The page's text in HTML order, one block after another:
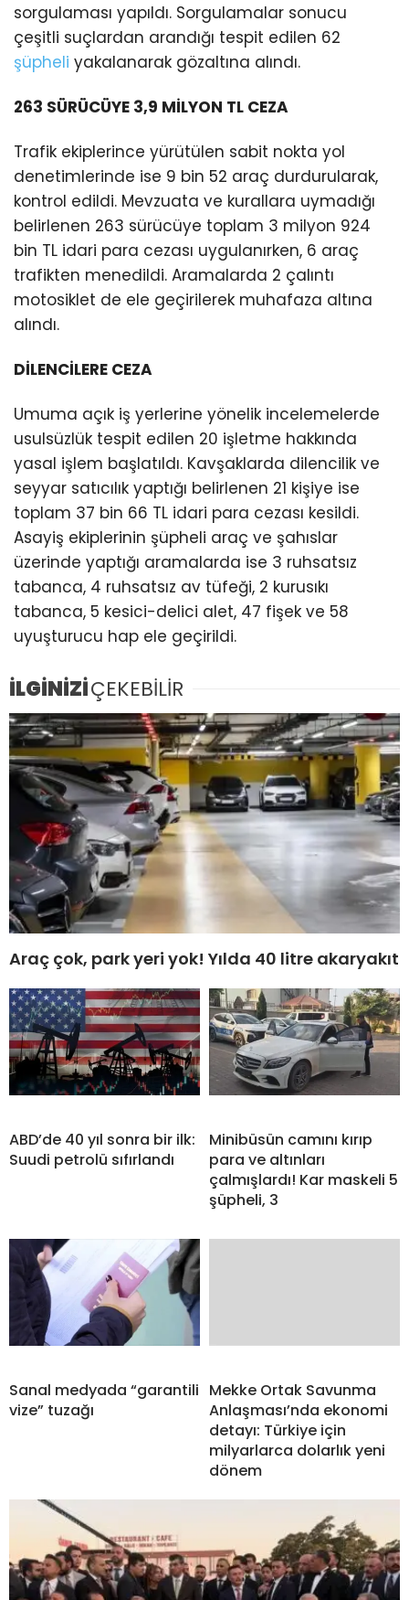
sorgulaması yapıldı. Sorgulamalar sonucu
çeşitli suçlardan arandığı tespit edilen 62
şüpheli yakalanarak gözaltına alındı.
263 SÜRÜCÜYE 3,9 MİLYON TL CEZA
Trafik ekiplerince yürütülen sabit nokta yol
denetimlerinde ise 9 bin 52 araç durdurularak,
kontrol edildi. Mevzuata ve kurallara uymadığı
belirlenen 263 sürücüye toplam 3 milyon 924
bin TL idari para cezası uygulanırken, 6 araç
trafikten menedildi. Aramalarda 2 çalıntı
motosiklet de ele geçirilerek muhafaza altına
alındı.
DİLENCİLERE CEZA
Umuma açık iş yerlerine yönelik incelemelerde
usulsüzlük tespit edilen 20 işletme hakkında
yasal işlem başlatıldı. Kavşaklarda dilencilik ve
seyyar satıcılık yaptığı belirlenen 21 kişiye ise
toplam 37 bin 66 TL idari para cezası kesildi.
Asayiş ekiplerinin şüpheli araç ve şahıslar
üzerinde yaptığı aramalarda ise 3 ruhsatsız
tabanca, 4 ruhsatsız av tüfeği, 2 kurusıkı
tabanca, 5 kesici-delici alet, 47 fişek ve 58
uyuşturucu hap ele geçirildi.
İLGİNİZİÇEKEBİLİR
Araç çok, park yeri yok! Yılda 40 litre akaryakıt
ABD’de 40 yıl sonra bir ilk:
Suudi petrolü sıfırlandı
Minibüsün camını kırıp
para ve altınları
çalmışlardı! Kar maskeli 5
şüpheli, 3
Sanal medyada “garantili
vize” tuzağı
Mekke Ortak Savunma
Anlaşması’nda ekonomi
detayı: Türkiye için
milyarlarca dolarlık yeni
dönem